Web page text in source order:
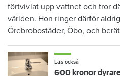
förtvivlat upp vattnet och tror
världen. Hon ringer därför
Örebrobostäder, Öbo, och
Läs också